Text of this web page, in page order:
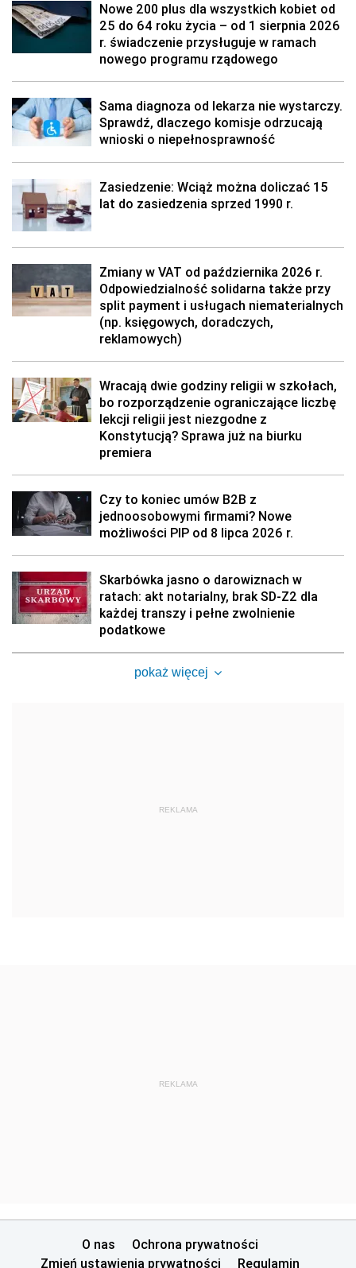
Nowe 200 plus dla wszystkich kobiet od
25 do 64 roku życia – od 1 sierpnia 2026
r. świadczenie przysługuje w ramach
nowego programu rządowego
Sama diagnoza od lekarza nie wystarczy.
Sprawdź, dlaczego komisje odrzucają
wnioski o niepełnosprawność
Zasiedzenie: Wciąż można doliczać 15
lat do zasiedzenia sprzed 1990 r.
Zmiany w VAT od października 2026 r.
Odpowiedzialność solidarna także przy
split payment i usługach niematerialnych
(np. księgowych, doradczych,
reklamowych)
Wracają dwie godziny religii w szkołach,
bo rozporządzenie ograniczające liczbę
lekcji religii jest niezgodne z
Konstytucją? Sprawa już na biurku
premiera
Czy to koniec umów B2B z
jednoosobowymi firmami? Nowe
możliwości PIP od 8 lipca 2026 r.
Skarbówka jasno o darowiznach w
ratach: akt notarialny, brak SD-Z2 dla
każdej transzy i pełne zwolnienie
podatkowe
pokaż więcej
REKLAMA
REKLAMA
O nas
Ochrona prywatności
Zmień ustawienia prywatności
Regulamin